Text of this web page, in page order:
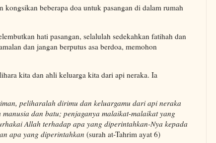
kongsikan beberapa doa untuk pasangan di dalam rumah
hati pasangan, selalulah sedekahkan fatihah dan
dan jangan berputus asa berdoa, memohon
kita dan ahli keluarga kita dari api neraka. Ia
peliharalah dirimu dan keluargamu dari api neraka
dan batu; penjaganya malaikat-malaikat yang
Allah terhadap apa yang diperintahkan-Nya kepada
apa yang diperintahkan (surah at-Tahrim ayat 6)